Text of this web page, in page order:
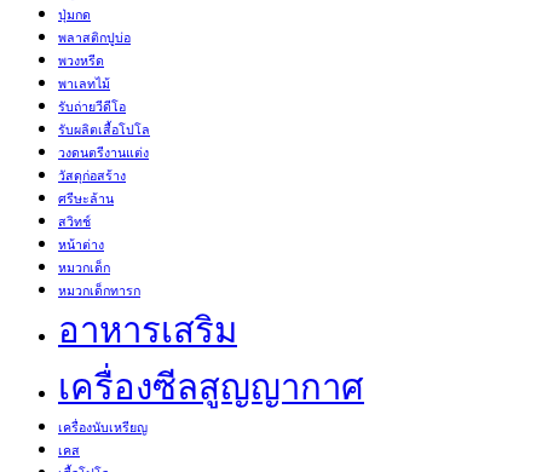
ปุ่มกด
พลาสติกปูบ่อ
พวงหรีด
พาเลทไม้
รับถ่ายวีดีโอ
รับผลิตเสื้อโปโล
วงดนตรีงานแต่ง
วัสดุก่อสร้าง
ศรีษะล้าน
สวิทช์
หน้าต่าง
หมวกเด็ก
หมวกเด็กทารก
อาหารเสริม
เครื่องซีลสูญญากาศ
เครื่องนับเหรียญ
เคส